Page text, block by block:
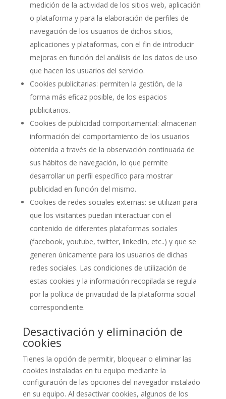
medición de la actividad de los sitios web, aplicación
o plataforma y para la elaboración de perfiles de
navegación de los usuarios de dichos sitios,
aplicaciones y plataformas, con el fin de introducir
mejoras en función del análisis de los datos de uso
que hacen los usuarios del servicio.
Cookies publicitarias: permiten la gestión, de la
forma más eficaz posible, de los espacios
publicitarios.
Cookies de publicidad comportamental: almacenan
información del comportamiento de los usuarios
obtenida a través de la observación continuada de
sus hábitos de navegación, lo que permite
desarrollar un perfil específico para mostrar
publicidad en función del mismo.
Cookies de redes sociales externas: se utilizan para
que los visitantes puedan interactuar con el
contenido de diferentes plataformas sociales
(facebook, youtube, twitter, linkedIn, etc..) y que se
generen únicamente para los usuarios de dichas
redes sociales. Las condiciones de utilización de
estas cookies y la información recopilada se regula
por la política de privacidad de la plataforma social
correspondiente.
Desactivación y eliminación de
cookies
Tienes la opción de permitir, bloquear o eliminar las
cookies instaladas en tu equipo mediante la
configuración de las opciones del navegador instalado
en su equipo. Al desactivar cookies, algunos de los